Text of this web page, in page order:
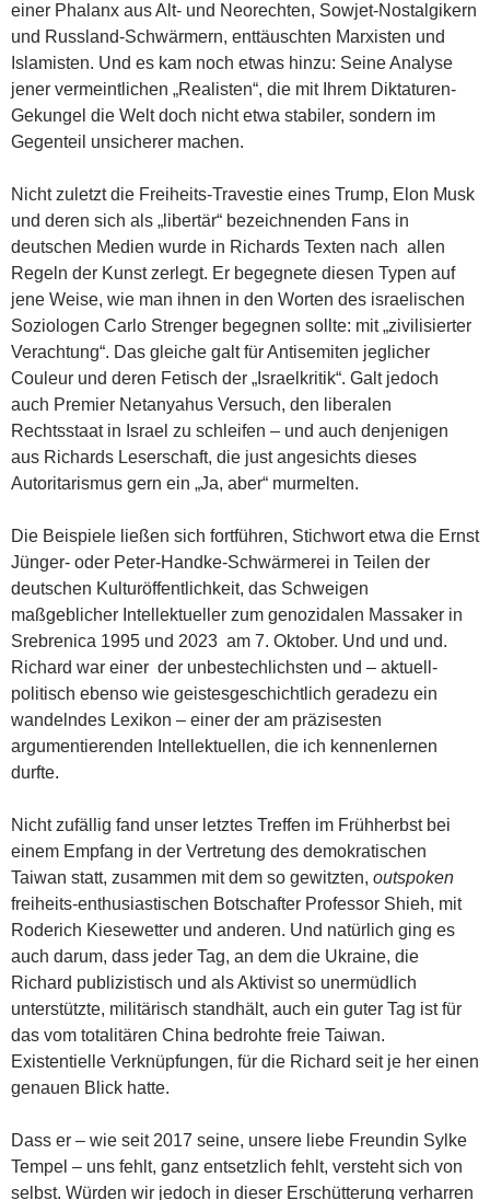
einer Phalanx aus Alt- und Neorechten, Sowjet-Nostalgikern
und Russland-Schwärmern, enttäuschten Marxisten und
Islamisten. Und es kam noch etwas hinzu: Seine Analyse
jener vermeintlichen „Realisten“, die mit Ihrem Diktaturen-
Gekungel die Welt doch nicht etwa stabiler, sondern im
Gegenteil unsicherer machen.
Nicht zuletzt die Freiheits-Travestie eines Trump, Elon Musk
und deren sich als „libertär“ bezeichnenden Fans in
deutschen Medien wurde in Richards Texten nach allen
Regeln der Kunst zerlegt. Er begegnete diesen Typen auf
jene Weise, wie man ihnen in den Worten des israelischen
Soziologen Carlo Strenger begegnen sollte: mit „zivilisierter
Verachtung“. Das gleiche galt für Antisemiten jeglicher
Couleur und deren Fetisch der „Israelkritik“. Galt jedoch
auch Premier Netanyahus Versuch, den liberalen
Rechtsstaat in Israel zu schleifen – und auch denjenigen
aus Richards Leserschaft, die just angesichts dieses
Autoritarismus gern ein „Ja, aber“ murmelten.
Die Beispiele ließen sich fortführen, Stichwort etwa die Ernst
Jünger- oder Peter-Handke-Schwärmerei in Teilen der
deutschen Kulturöffentlichkeit, das Schweigen
maßgeblicher Intellektueller zum genozidalen Massaker in
Srebrenica 1995 und 2023 am 7. Oktober. Und und und.
Richard war einer der unbestechlichsten und – aktuell-
politisch ebenso wie geistesgeschichtlich geradezu ein
wandelndes Lexikon – einer der am präzisesten
argumentierenden Intellektuellen, die ich kennenlernen
durfte.
Nicht zufällig fand unser letztes Treffen im Frühherbst bei
einem Empfang in der Vertretung des demokratischen
Taiwan statt, zusammen mit dem so gewitzten, outspoken
freiheits-enthusiastischen Botschafter Professor Shieh, mit
Roderich Kiesewetter und anderen. Und natürlich ging es
auch darum, dass jeder Tag, an dem die Ukraine, die
Richard publizistisch und als Aktivist so unermüdlich
unterstützte, militärisch standhält, auch ein guter Tag ist für
das vom totalitären China bedrohte freie Taiwan.
Existentielle Verknüpfungen, für die Richard seit je her einen
genauen Blick hatte.
Dass er – wie seit 2017 seine, unsere liebe Freundin Sylke
Tempel – uns fehlt, ganz entsetzlich fehlt, versteht sich von
selbst. Würden wir jedoch in dieser Erschütterung verharren